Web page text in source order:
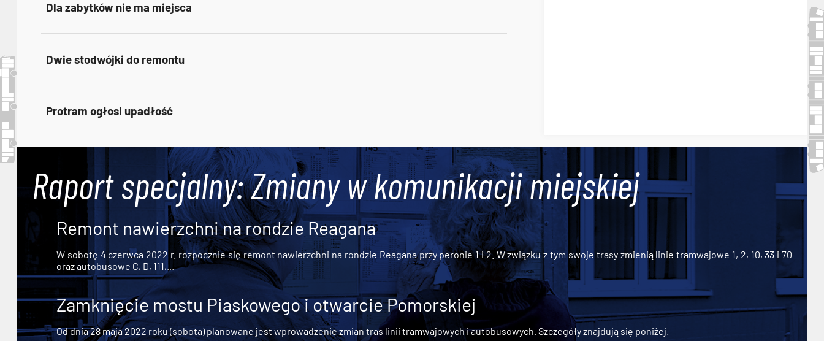
Dla zabytków nie ma miejsca
Dwie stodwójki do remontu
Protram ogłosi upadłość
Raport specjalny: Zmiany w komunikacji miejskiej
Remont nawierzchni na rondzie Reagana
W sobotę 4 czerwca 2022 r. rozpocznie się remont nawierzchni na rondzie Reagana przy peronie 1 i 2. W związku z tym swoje trasy zmienią linie tramwajowe 1, 2, 10, 33 i 70
oraz autobusowe C, D, 111,...
Zamknięcie mostu Piaskowego i otwarcie Pomorskiej
Od dnia 28 maja 2022 roku (sobota) planowane jest wprowadzenie zmian tras linii tramwajowych i autobusowych. Szczegóły znajdują się poniżej.